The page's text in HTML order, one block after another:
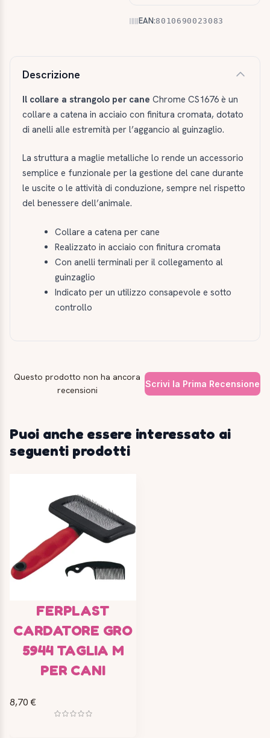
EAN:8010690023083
Descrizione
Il collare a strangolo per cane Chrome CS1676 è un
collare a catena in acciaio con finitura cromata, dotato
di anelli alle estremità per l’aggancio al guinzaglio.
La struttura a maglie metalliche lo rende un accessorio
semplice e funzionale per la gestione del cane durante
le uscite o le attività di conduzione, sempre nel rispetto
del benessere dell’animale.
Collare a catena per cane
Realizzato in acciaio con finitura cromata
Con anelli terminali per il collegamento al
guinzaglio
Indicato per un utilizzo consapevole e sotto
controllo
Questo prodotto non ha ancora
recensioni
Scrivi la Prima Recensione
Puoi anche essere interessato ai
seguenti prodotti
FERPLAST
CARDATORE GRO
5944 TAGLIA M
PER CANI
8,70 €